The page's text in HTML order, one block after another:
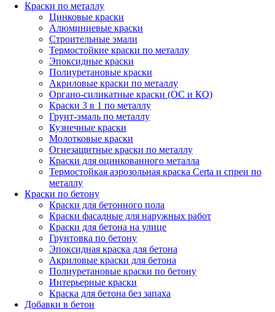
Краски по металлу
Цинковые краски
Алюминиевые краски
Строительные эмали
Термостойкие краски по металлу
Эпоксидные краски
Полиуретановые краски
Акриловые краски по металлу
Органо-силикатные краски (ОС и КО)
Краски 3 в 1 по металлу
Грунт-эмаль по металлу
Кузнечные краски
Молотковые краски
Огнезащитные краски по металлу
Краски для оцинкованного металла
Термостойкая аэрозольная краска Certa и спреи по
металлу
Краски по бетону
Краски для бетонного пола
Краски фасадные для наружных работ
Краски для бетона на улице
Грунтовка по бетону
Эпоксидная краска для бетона
Акриловые краски для бетона
Полиуретановые краски по бетону
Интерьерные краски
Краска для бетона без запаха
Добавки в бетон